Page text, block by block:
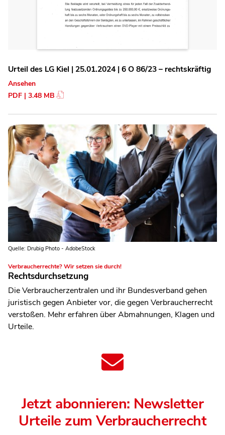
Urteil des LG Kiel | 25.01.2024 | 6 O 86/23 – rechtskräftig
Ansehen
PDF | 3.48 MB
Quelle: Drubig Photo - AdobeStock
Verbraucherrechte? Wir setzen sie durch!
Rechtsdurchsetzung
Die Verbraucherzentralen und ihr Bundesverband gehen
juristisch gegen Anbieter vor, die gegen Verbraucherrecht
verstoßen. Mehr erfahren über Abmahnungen, Klagen und
Urteile.
Jetzt abonnieren: Newsletter
Urteile zum Verbraucherrecht